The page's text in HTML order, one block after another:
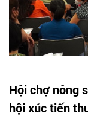
Hội chợ nông
hội xúc tiến